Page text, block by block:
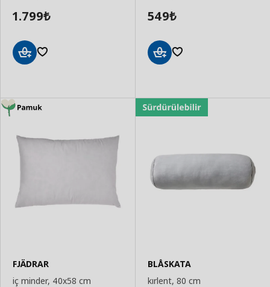
1.799₺ 549₺
FJÄDRAR
iç minder, 40x58 cm
BLÅSKATA
kırlent, 80 cm